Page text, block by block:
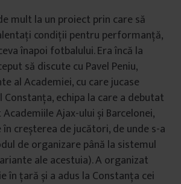
mult la un proiect prin care să
condiții pentru performanță,
înapoi fotbalului. Era încă la
să discute cu Pavel Peniu,
al Academiei, cu care jucase
Constanța, echipa la care a debutat
Academiile Ajax-ului și Barcelonei,
creșterea de jucători, de unde s-a
de organizare până la sistemul
ale acestuia). A organizat
în țară și a adus la Constanța cei